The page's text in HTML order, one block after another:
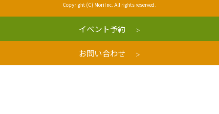
Copyright (C) Mori Inc. All rights reserved.
イベント予約
お問い合わせ